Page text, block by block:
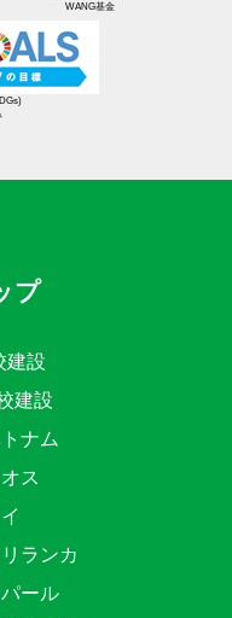
WANG基金
プ
建設
建設
ナム
ス
ランカ
ール